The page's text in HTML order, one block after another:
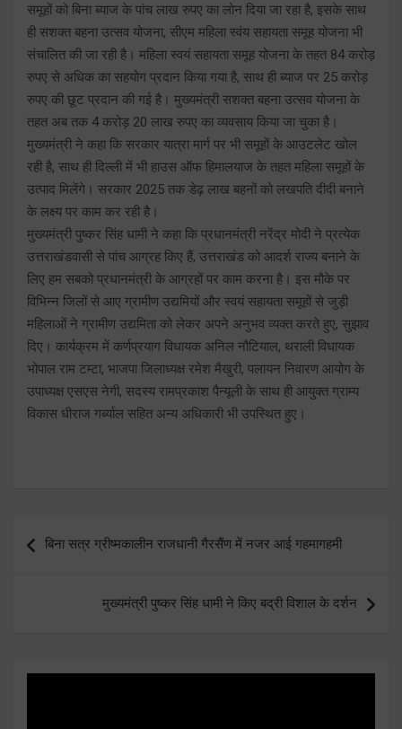
समूहों को बिना ब्याज के पांच लाख रुपए का लोन दिया जा रहा है, इसके साथ
ही सशक्त बहना उत्सव योजना, सीएम महिला स्वंय सहायता समूह योजना भी
संचालित की जा रही है। महिला स्वयं सहायता समूह योजना के तहत 84 करोड़
रुपए से अधिक का सहयोग प्रदान किया गया है, साथ ही ब्याज पर 25 करोड़
रुपए की छूट प्रदान की गई है। मुख्यमंत्री सशक्त बहना उत्सव योजना के
तहत अब तक 4 करोड़ 20 लाख रुपए का व्यवसाय किया जा चुका है।
मुख्यमंत्री ने कहा कि सरकार यात्रा मार्ग पर भी समूहों के आउटलेट खोल
रही है, साथ ही दिल्ली में भी हाउस ऑफ हिमालयाज के तहत महिला समूहों के
उत्पाद मिलेंगे। सरकार 2025 तक डेढ़ लाख बहनों को लखपति दीदी बनाने
के लक्ष्य पर काम कर रही है।
मुख्यमंत्री पुष्कर सिंह धामी ने कहा कि प्रधानमंत्री नरेंद्र मोदी ने प्रत्येक
उत्तराखंडवासी से पांच आग्रह किए हैं, उत्तराखंड को आदर्श राज्य बनाने के
लिए हम सबको प्रधानमंत्री के आग्रहों पर काम करना है। इस मौके पर
विभिन्न जिलों से आए ग्रामीण उद्यमियों और स्वयं सहायता समूहों से जुड़ी
महिलाओं ने ग्रामीण उद्यमिता को लेकर अपने अनुभव व्यक्त करते हुए, सुझाव
दिए। कार्यक्रम में कर्णप्रयाग विधायक अनिल नौटियाल, थराली विधायक
भोपाल राम टम्टा, भाजपा जिलाध्यक्ष रमेश मैखुरी, पलायन निवारण आयोग के
उपाध्यक्ष एसएस नेगी, सदस्य रामप्रकाश पैन्यूली के साथ ही आयुक्त ग्राम्य
विकास धीराज गर्ब्याल सहित अन्य अधिकारी भी उपस्थित हुए।
navigation
बिना सत्र ग्रीष्मकालीन राजधानी गैरसैंण में नजर आई गहमागहमी
मुख्यमंत्री पुष्कर सिंह धामी ने किए बद्री विशाल के दर्शन